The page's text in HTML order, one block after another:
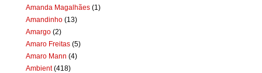
Amanda Magalhães (1)
Amandinho (13)
Amargo (2)
Amaro Freitas (5)
Amaro Mann (4)
Ambient (418)